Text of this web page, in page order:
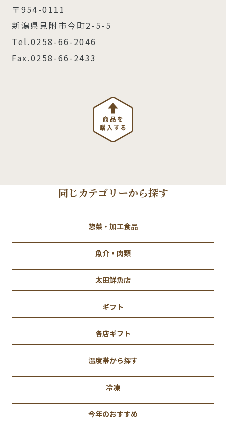
〒954-0111
新潟県見附市今町2-5-5
Tel.0258-66-2046
Fax.0258-66-2433
同じカテゴリーから探す
惣菜・加工食品
魚介・肉類
太田鮮魚店
ギフト
各店ギフト
温度帯から探す
冷凍
今年のおすすめ